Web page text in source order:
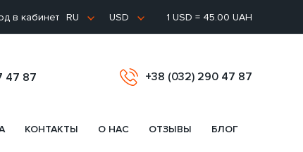
в кабинет RU USD 1 USD = 45.00 UAH
47 87 +38 (032) 290 47 87
КОНТАКТЫ О НАС ОТЗЫВЫ БЛОГ